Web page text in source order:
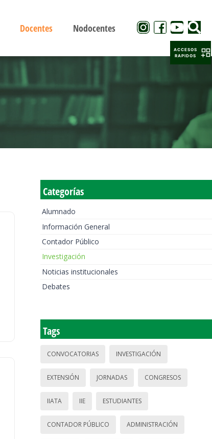
Docentes Nodocentes
Categorías
Alumnado
Información General
Contador Público
Investigación
Noticias institucionales
Debates
Tags
CONVOCATORIAS INVESTIGACIÓN
EXTENSIÓN JORNADAS CONGRESOS
IIATA IIE ESTUDIANTES
CONTADOR PÚBLICO ADMINISTRACIÓN
ACCESOS
RAPIDOS